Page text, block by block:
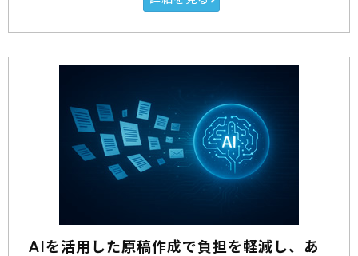
AIを活用した原稿作成で負担を軽減し、あ